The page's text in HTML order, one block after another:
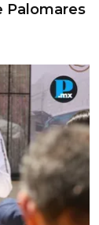
Palomares